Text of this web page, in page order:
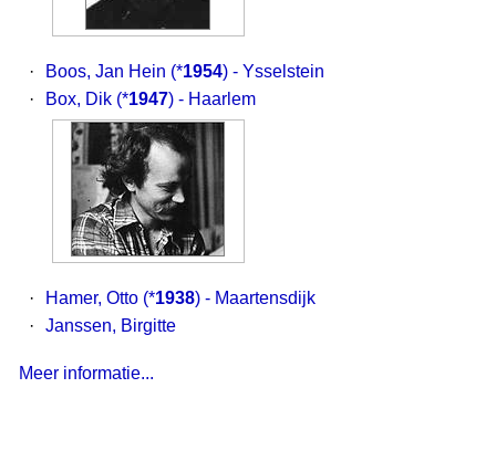
· Boos, Jan Hein (*1954) - Ysselstein
·
Box, Dik (*1947) - Haarlem
· Hamer, Otto (*1938) - Maartensdijk
·
Janssen, Birgitte
Meer informatie...